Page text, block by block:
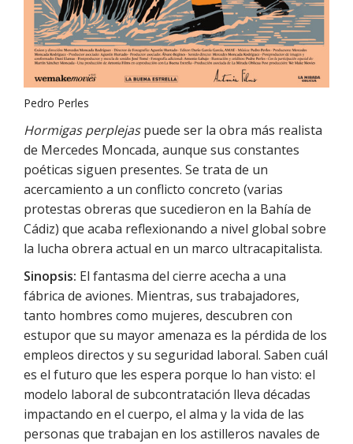
Pedro Perles
Hormigas perplejaspuede ser la obra más realista
de Mercedes Moncada, aunque sus constantes
poéticas siguen presentes. Se trata de un
acercamiento a un conflicto concreto (varias
protestas obreras que sucedieron en la Bahía de
Cádiz) que acaba reflexionando a nivel global sobre
la lucha obrera actual en un marco ultracapitalista.
Sinopsis: El fantasma del cierre acecha a una
fábrica de aviones. Mientras, sus trabajadores,
tanto hombres como mujeres, descubren con
estupor que su mayor amenaza es la pérdida de los
empleos directos y su seguridad laboral. Saben cuál
es el futuro que les espera porque lo han visto: el
modelo laboral de subcontratación lleva décadas
impactando en el cuerpo, el alma y la vida de las
personas que trabajan en los astilleros navales de